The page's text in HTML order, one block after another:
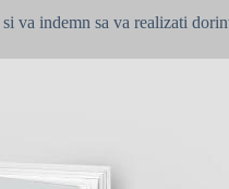
va indemn sa va realizati